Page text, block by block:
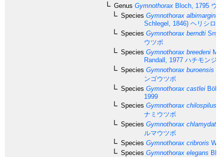
Genus Gymnothorax Bloch, 1795 ウ
Species Gymnothorax
Schlegel, 1846) ヘリシロ
Species Gymnothorax berndti
ウツボ
Species Gymnothorax breedeni
Randall, 1977 ハチモンジ
Species Gymnothorax buroensis
ンゴウツボ
Species Gymnothorax castlei
1999
Species Gymnothorax chilospilus
ナミウツボ
Species Gymnothorax
ルマウツボ
Species Gymnothorax cribroris
Species Gymnothorax elegans